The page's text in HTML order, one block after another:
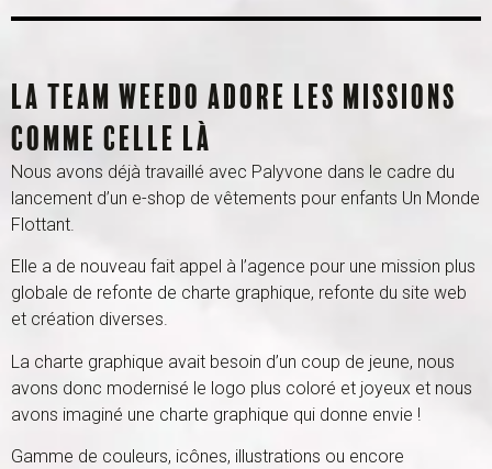
La team Weedo adore les missions
comme celle là
Nous avons déjà travaillé avec Palyvone dans le cadre du
lancement d’un e-shop de vêtements pour enfants Un Monde
Flottant.
Elle a de nouveau fait appel à l’agence pour une mission plus
globale de refonte de charte graphique, refonte du site web
et création diverses.
La charte graphique avait besoin d’un coup de jeune, nous
avons donc modernisé le logo plus coloré et joyeux et nous
avons imaginé une charte graphique qui donne envie !
Gamme de couleurs, icônes, illustrations ou encore